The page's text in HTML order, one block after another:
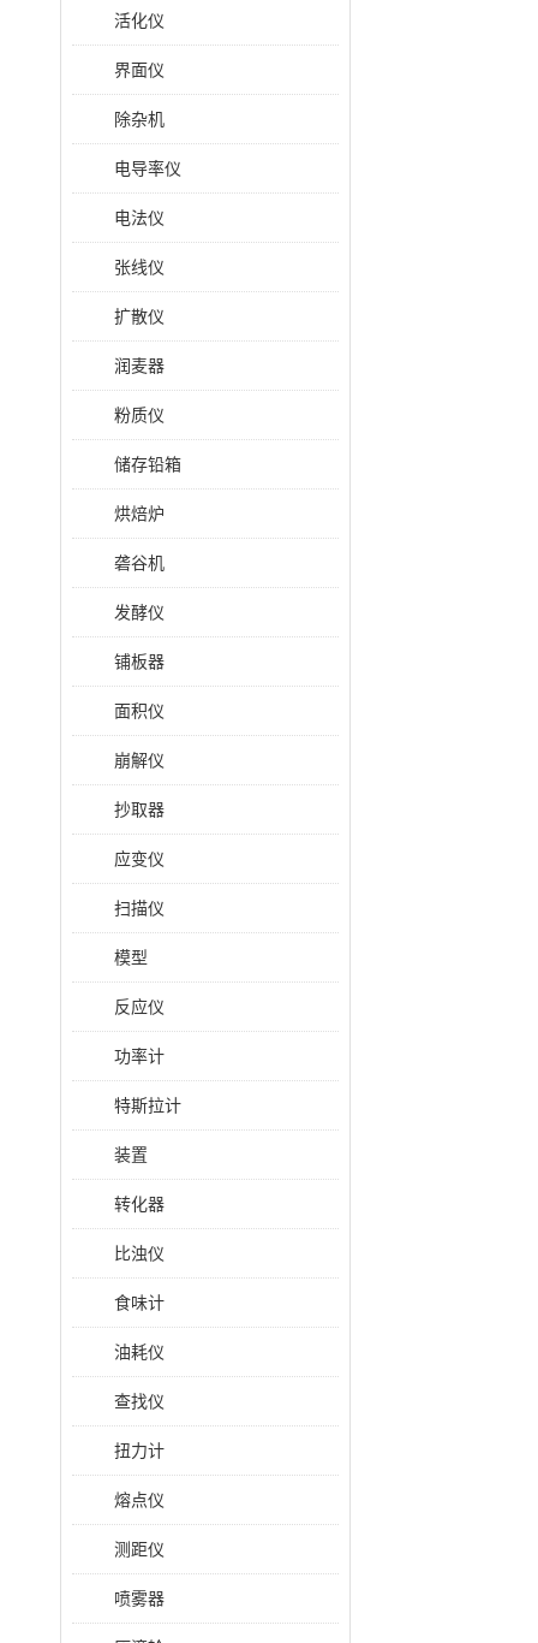
活化仪
界面仪
除杂机
电导率仪
电法仪
张线仪
扩散仪
润麦器
粉质仪
储存铅箱
烘焙炉
砻谷机
发酵仪
铺板器
面积仪
崩解仪
抄取器
应变仪
扫描仪
模型
反应仪
功率计
特斯拉计
装置
转化器
比浊仪
食味计
油耗仪
查找仪
扭力计
熔点仪
测距仪
喷雾器